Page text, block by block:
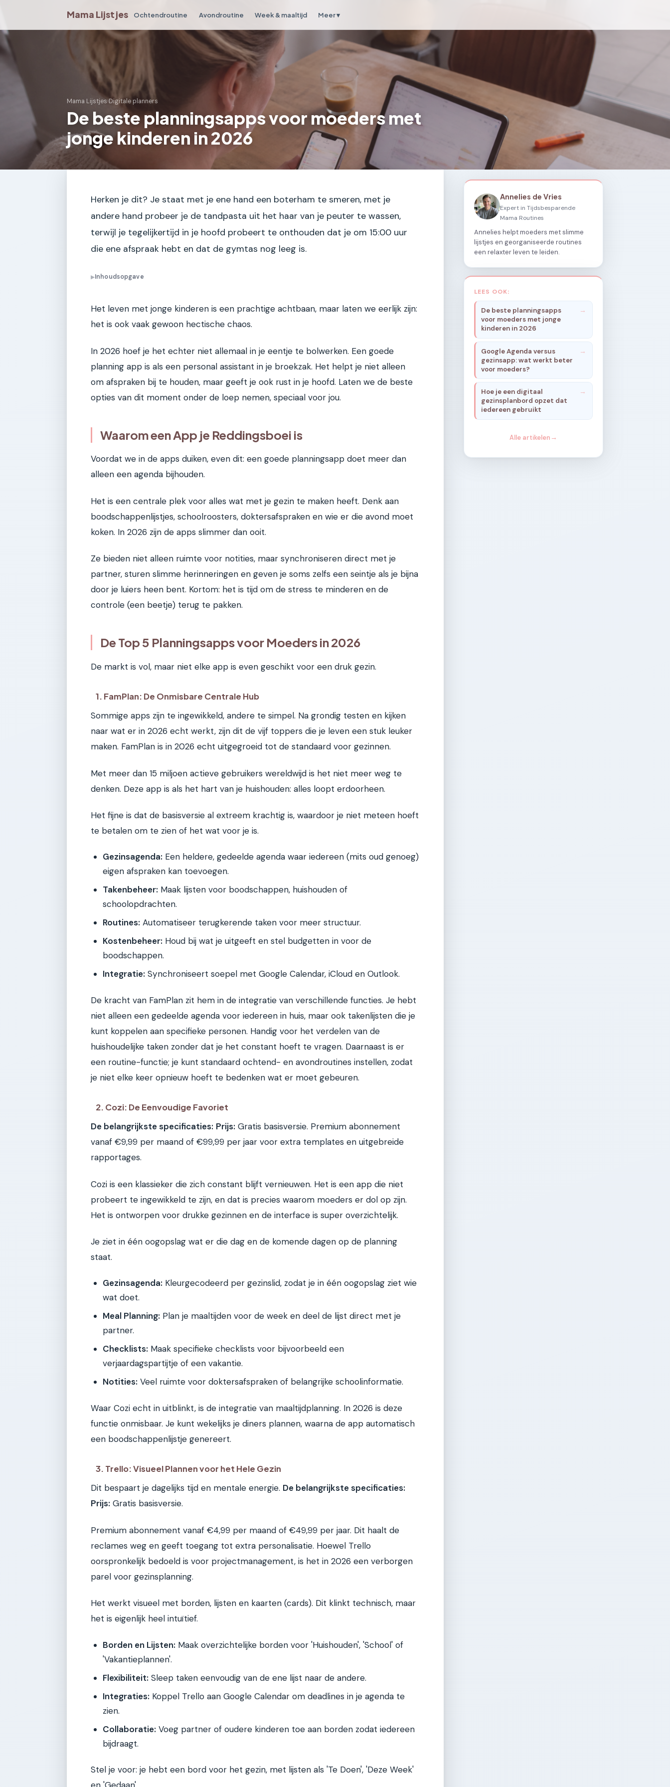
Mama Lijstjes Ochtendroutine Avondroutine Week & maaltijd Meer ▾
Mama Lijstjes›Digitale planners
De beste planningsapps voor moeders met
jonge kinderen in 2026
Herken je dit? Je staat met je ene hand een boterham te smeren, met je
andere hand probeer je de tandpasta uit het haar van je peuter te wassen,
terwijl je tegelijkertijd in je hoofd probeert te onthouden dat je om 15:00 uur
die ene afspraak hebt en dat de gymtas nog leeg is.
▶Inhoudsopgave
Het leven met jonge kinderen is een prachtige achtbaan, maar laten we eerlijk zijn:
het is ook vaak gewoon hectische chaos.
In 2026 hoef je het echter niet allemaal in je eentje te bolwerken. Een goede
planning app is als een personal assistant in je broekzak. Het helpt je niet alleen
om afspraken bij te houden, maar geeft je ook rust in je hoofd. Laten we de beste
opties van dit moment onder de loep nemen, speciaal voor jou.
Waarom een App je Reddingsboei is
Voordat we in de apps duiken, even dit: een goede planningsapp doet meer dan
alleen een agenda bijhouden.
Het is een centrale plek voor alles wat met je gezin te maken heeft. Denk aan
boodschappenlijstjes, schoolroosters, doktersafspraken en wie er die avond moet
koken. In 2026 zijn de apps slimmer dan ooit.
Ze bieden niet alleen ruimte voor notities, maar synchroniseren direct met je
partner, sturen slimme herinneringen en geven je soms zelfs een seintje als je bijna
door je luiers heen bent. Kortom: het is tijd om de stress te minderen en de
controle (een beetje) terug te pakken.
De Top 5 Planningsapps voor Moeders in 2026
De markt is vol, maar niet elke app is even geschikt voor een druk gezin.
1. FamPlan: De Onmisbare Centrale Hub
Sommige apps zijn te ingewikkeld, andere te simpel. Na grondig testen en kijken
naar wat er in 2026 echt werkt, zijn dit de vijf toppers die je leven een stuk leuker
maken. FamPlan is in 2026 echt uitgegroeid tot de standaard voor gezinnen.
Met meer dan 15 miljoen actieve gebruikers wereldwijd is het niet meer weg te
denken. Deze app is als het hart van je huishouden: alles loopt erdoorheen.
Het fijne is dat de basisversie al extreem krachtig is, waardoor je niet meteen hoeft
te betalen om te zien of het wat voor je is.
Gezinsagenda: Een heldere, gedeelde agenda waar iedereen (mits oud genoeg)
eigen afspraken kan toevoegen.
Takenbeheer: Maak lijsten voor boodschappen, huishouden of
schoolopdrachten.
Routines: Automatiseer terugkerende taken voor meer structuur.
Kostenbeheer: Houd bij wat je uitgeeft en stel budgetten in voor de
boodschappen.
Integratie: Synchroniseert soepel met Google Calendar, iCloud en Outlook.
De kracht van FamPlan zit hem in de integratie van verschillende functies. Je hebt
niet alleen een gedeelde agenda voor iedereen in huis, maar ook takenlijsten die je
kunt koppelen aan specifieke personen. Handig voor het verdelen van de
huishoudelijke taken zonder dat je het constant hoeft te vragen. Daarnaast is er
een routine-functie; je kunt standaard ochtend- en avondroutines instellen, zodat
je niet elke keer opnieuw hoeft te bedenken wat er moet gebeuren.
2. Cozi: De Eenvoudige Favoriet
De belangrijkste specificaties: Prijs: Gratis basisversie. Premium abonnement
vanaf €9,99 per maand of €99,99 per jaar voor extra templates en uitgebreide
rapportages.
Cozi is een klassieker die zich constant blijft vernieuwen. Het is een app die niet
probeert te ingewikkeld te zijn, en dat is precies waarom moeders er dol op zijn.
Het is ontworpen voor drukke gezinnen en de interface is super overzichtelijk.
Je ziet in één oogopslag wat er die dag en de komende dagen op de planning
staat.
Gezinsagenda: Kleurgecodeerd per gezinslid, zodat je in één oogopslag ziet wie
wat doet.
Meal Planning: Plan je maaltijden voor de week en deel de lijst direct met je
partner.
Checklists: Maak specifieke checklists voor bijvoorbeeld een
verjaardagspartijtje of een vakantie.
Notities: Veel ruimte voor doktersafspraken of belangrijke schoolinformatie.
Waar Cozi echt in uitblinkt, is de integratie van maaltijdplanning. In 2026 is deze
functie onmisbaar. Je kunt wekelijks je diners plannen, waarna de app automatisch
een boodschappenlijstje genereert.
3. Trello: Visueel Plannen voor het Hele Gezin
Dit bespaart je dagelijks tijd en mentale energie. De belangrijkste specificaties:
Prijs: Gratis basisversie.
Premium abonnement vanaf €4,99 per maand of €49,99 per jaar. Dit haalt de
reclames weg en geeft toegang tot extra personalisatie. Hoewel Trello
oorspronkelijk bedoeld is voor projectmanagement, is het in 2026 een verborgen
parel voor gezinsplanning.
Het werkt visueel met borden, lijsten en kaarten (cards). Dit klinkt technisch, maar
het is eigenlijk heel intuïtief.
Borden en Lijsten: Maak overzichtelijke borden voor 'Huishouden', 'School' of
'Vakantieplannen'.
Flexibiliteit: Sleep taken eenvoudig van de ene lijst naar de andere.
Integraties: Koppel Trello aan Google Calendar om deadlines in je agenda te
zien.
Collaboratie: Voeg partner of oudere kinderen toe aan borden zodat iedereen
bijdraagt.
Stel je voor: je hebt een bord voor het gezin, met lijsten als 'Te Doen', 'Deze Week'
Annelies de Vries
Expert in Tijdsbesparende
Mama Routines
Annelies helpt moeders met slimme
lijstjes en georganiseerde routines
een relaxter leven te leiden.
LEES OOK:
De beste planningsapps
voor moeders met jonge
kinderen in 2026
Google Agenda versus
gezinsapp: wat werkt beter
voor moeders?
Hoe je een digitaal
gezinsplanbord opzet dat
iedereen gebruikt
Alle artikelen